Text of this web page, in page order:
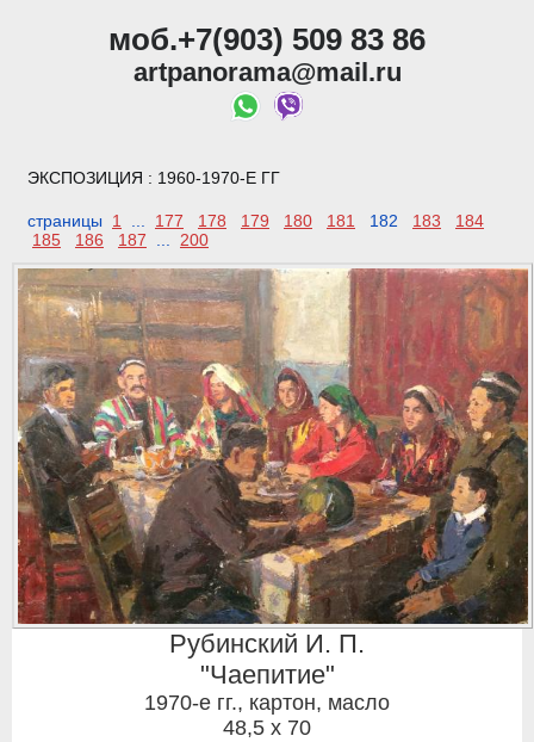
моб.+7(903) 509 83 86
artpanorama@mail.ru
ЭКСПОЗИЦИЯ : 1960-1970-Е ГГ
страницы 1 ... 177 178 179 180 181 182 183
184
185
186 187 ... 200
Рубинский И. П.
"Чаепитие"
1970-е гг., картон, масло
48,5 x 70